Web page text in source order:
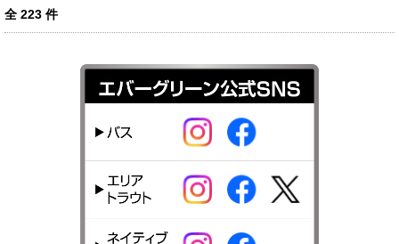
全 223 件